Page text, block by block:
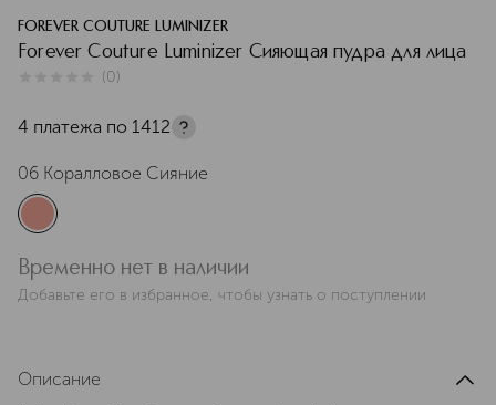
FOREVER COUTURE LUMINIZER
Forever Couture Luminizer Сияющая пудра для лица
(0)
4 платежа по 1412
06 Коралловое Сияние
Временно нет в наличии
Добавьте его в избранное, чтобы узнать о поступлении
Описание